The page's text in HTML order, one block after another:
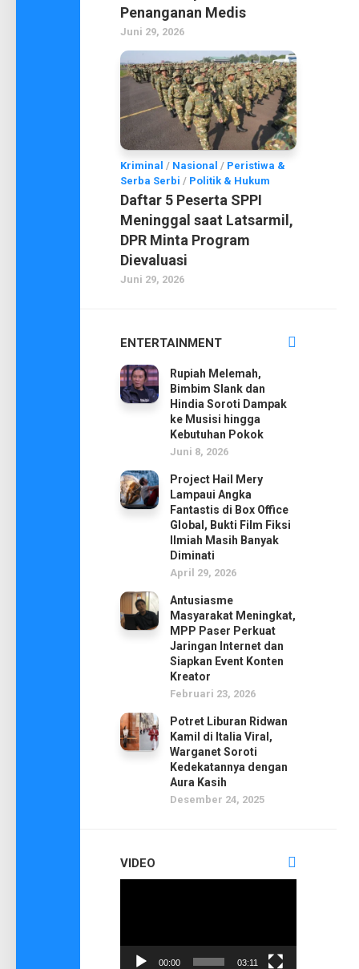
Penanganan Medis
Juni 29, 2026
Kriminal / Nasional / Peristiwa &
Serba Serbi / Politik & Hukum
Daftar 5 Peserta SPPI
Meninggal saat Latsarmil,
DPR Minta Program
Dievaluasi
Juni 29, 2026
ENTERTAINMENT
Rupiah Melemah,
Bimbim Slank dan
Hindia Soroti Dampak
ke Musisi hingga
Kebutuhan Pokok
Juni 8, 2026
Project Hail Mery
Lampaui Angka
Fantastis di Box Office
Global, Bukti Film Fiksi
Ilmiah Masih Banyak
Diminati
April 29, 2026
Antusiasme
Masyarakat Meningkat,
MPP Paser Perkuat
Jaringan Internet dan
Siapkan Event Konten
Kreator
Februari 23, 2026
Potret Liburan Ridwan
Kamil di Italia Viral,
Warganet Soroti
Kedekatannya dengan
Aura Kasih
Desember 24, 2025
VIDEO
00:00 03:11